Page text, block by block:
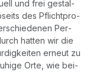
und frei gestal­
des Pflicht­pro­
Per­
hat­ten wir die
erneut zu
Orte, wie bei­